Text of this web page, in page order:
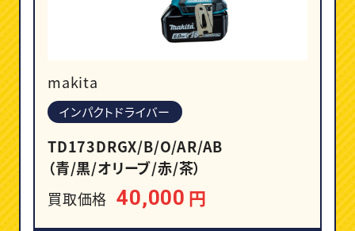
makita
インパクトドライバー
TD173DRGX/B/O/AR/AB
（青/黒/オリーブ/赤/茶）
買取価格 40,000 円